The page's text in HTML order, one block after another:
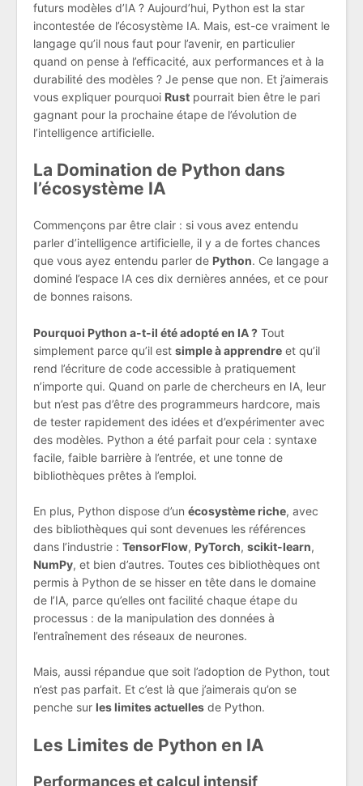
futurs modèles d’IA ? Aujourd’hui, Python est la star
incontestée de l’écosystème IA. Mais, est-ce vraiment le
langage qu’il nous faut pour l’avenir, en particulier
quand on pense à l’efficacité, aux performances et à la
durabilité des modèles ? Je pense que non. Et j’aimerais
vous expliquer pourquoi Rust pourrait bien être le pari
gagnant pour la prochaine étape de l’évolution de
l’intelligence artificielle.
La Domination de Python dans
l’écosystème IA
Commençons par être clair : si vous avez entendu
parler d’intelligence artificielle, il y a de fortes chances
que vous ayez entendu parler de Python. Ce langage a
dominé l’espace IA ces dix dernières années, et ce pour
de bonnes raisons.
Pourquoi Python a-t-il été adopté en IA ? Tout
simplement parce qu’il est simple à apprendre et qu’il
rend l’écriture de code accessible à pratiquement
n’importe qui. Quand on parle de chercheurs en IA, leur
but n’est pas d’être des programmeurs hardcore, mais
de tester rapidement des idées et d’expérimenter avec
des modèles. Python a été parfait pour cela : syntaxe
facile, faible barrière à l’entrée, et une tonne de
bibliothèques prêtes à l’emploi.
En plus, Python dispose d’un écosystème riche, avec
des bibliothèques qui sont devenues les références
dans l’industrie : TensorFlow, PyTorch, scikit-learn,
NumPy, et bien d’autres. Toutes ces bibliothèques ont
permis à Python de se hisser en tête dans le domaine
de l’IA, parce qu’elles ont facilité chaque étape du
processus : de la manipulation des données à
l’entraînement des réseaux de neurones.
Mais, aussi répandue que soit l’adoption de Python, tout
n’est pas parfait. Et c’est là que j’aimerais qu’on se
penche sur les limites actuelles de Python.
Les Limites de Python en IA
Performances et calcul intensif